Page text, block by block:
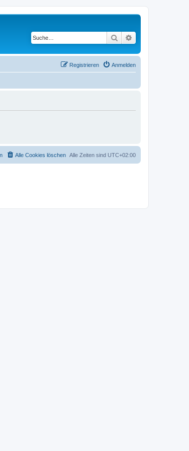
Suche
Anmelden
Registrieren
Alle Zeiten sind UTC+02:00
Alle Cookies löschen